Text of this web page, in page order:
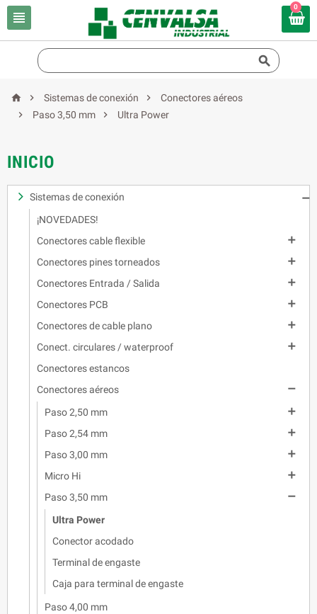

0

  Sistemas de conexión 
Conectores aéreos

Paso 3,50 mm  Ultra Power
INICIO
Sistemas de conexión

¡NOVEDADES!
Conectores cable flexible

Conectores pines torneados

Conectores Entrada / Salida

Conectores PCB

Conectores de cable plano

Conect. circulares / waterproof

Conectores estancos
Conectores aéreos

Paso 2,50 mm

Paso 2,54 mm

Paso 3,00 mm

Micro Hi

Paso 3,50 mm

Ultra Power
Conector acodado
Terminal de engaste
Caja para terminal de engaste
Paso 4,00 mm